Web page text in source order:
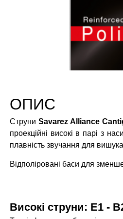
ОПИС
СтруниSavarez Alliance
проекційні високі в парі з
плавність звучання для
Відполіровані баси для
Високі струни: E1 -